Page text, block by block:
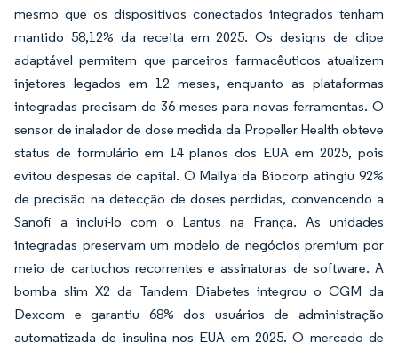
mesmo que os dispositivos conectados integrados tenham
mantido 58,12% da receita em 2025. Os designs de clipe
adaptável permitem que parceiros farmacêuticos atualizem
injetores legados em 12 meses, enquanto as plataformas
integradas precisam de 36 meses para novas ferramentas. O
sensor de inalador de dose medida da Propeller Health obteve
status de formulário em 14 planos dos EUA em 2025, pois
evitou despesas de capital. O Mallya da Biocorp atingiu 92%
de precisão na detecção de doses perdidas, convencendo a
Sanofi a incluí-lo com o Lantus na França. As unidades
integradas preservam um modelo de negócios premium por
meio de cartuchos recorrentes e assinaturas de software. A
bomba slim X2 da Tandem Diabetes integrou o CGM da
Dexcom e garantiu 68% dos usuários de administração
automatizada de insulina nos EUA em 2025. O mercado de